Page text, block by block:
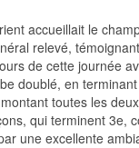
accueillait le
relevé,
de cette journée
doublé, en
toutes les
qui terminent 3e,
une excellente